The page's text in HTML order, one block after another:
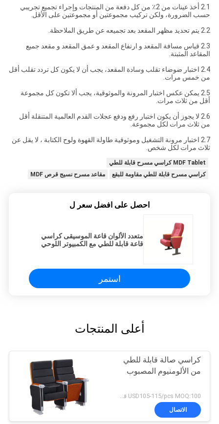
2.1 أخذ عينات من 2٪ من كل دفعة من المنتجات وإجراء تجميع تجريبي
حسب الضرورة، ولكن تركيب مجموعتين أو مجموعتين على الأقل.
2.2 يتم تحديد مظهر المقعد بعد تجميعه عن طريق الملاحظة.
2.3 قياس مسافة المقعد و ارتفاع المقعد و عمق المقعد و مقعد جميع
المقاعد المثبتة.
2.4 اختبار ضوضاء تقلب وسادة المقعد، يجب أن لا يكون كل تردد تقلب أقل
من خمس مرات.
2.5 يمكن عكس اختبار المرونة والموثوقية، يجب ألا تكون كل مجموعة
أقل من ثلاث مرات.
2.6 لا يجوز أن يكون اختبار رفع ودفع عجلات القدم العالمية المتنقلة أقل
من ثلاث مرات لكل مجموعة.
2.7 اختبار مرونة التشغيل وموثوقية طاولة القهوة ولوح الكتابة ، لا يقل عن
ثلاث مرات لكل شخص.
MDF Tablet كراسي مسرح قابلة للطي
كراسي مسرح قابلة للطي مقاومة للبقع
مقاعد مسرح نسيج قرص MDF
احصل على افضل سعر ل
متعدد الألوان قاعة الموسيقى كراسي
قاعة قابلة للطي مع الكمبيوتر اللوحي
استمر
أعلى المنتجات
كراسي صالة قابلة للطي
من الألومنيوم المصبوب
الاتصال